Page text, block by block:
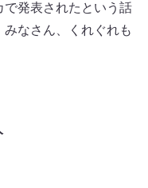
発表されたという話
なさん、くれぐれも